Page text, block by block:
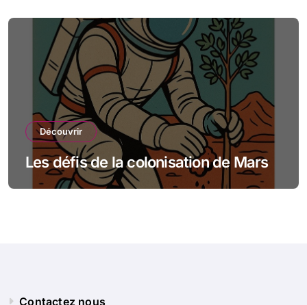
Découvrir
Les défis de la colonisation de Mars
Contactez nous